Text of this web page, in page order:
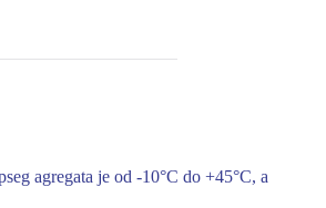
agregata je od -10°C do +45°C, a